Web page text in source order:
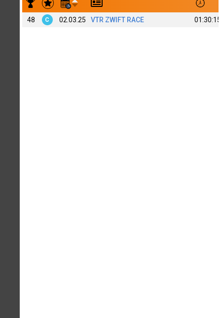
48 C 02.03.25 VTR ZWIFT RACE 01:30:15